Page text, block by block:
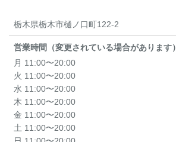
栃木県栃木市樋ノ口町122-2
営業時間（変更されている場合があります）
月 11:00〜20:00
火 11:00〜20:00
水 11:00〜20:00
木 11:00〜20:00
金 11:00〜20:00
土 11:00〜20:00